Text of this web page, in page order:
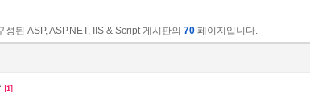
성된 ASP, ASP.NET, IIS & Script 게시판의 70 페이지입니다.
[1]